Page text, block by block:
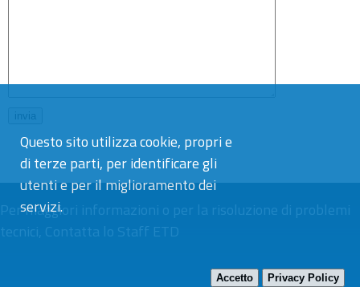
Questo sito utilizza cookie, propri e
di terze parti, per identificare gli
utenti e per il miglioramento dei
servizi.
Accetto Privacy Policy
Per maggiori informazioni o per la risoluzione di problemi
tecnici, Contatta lo Staff ETD